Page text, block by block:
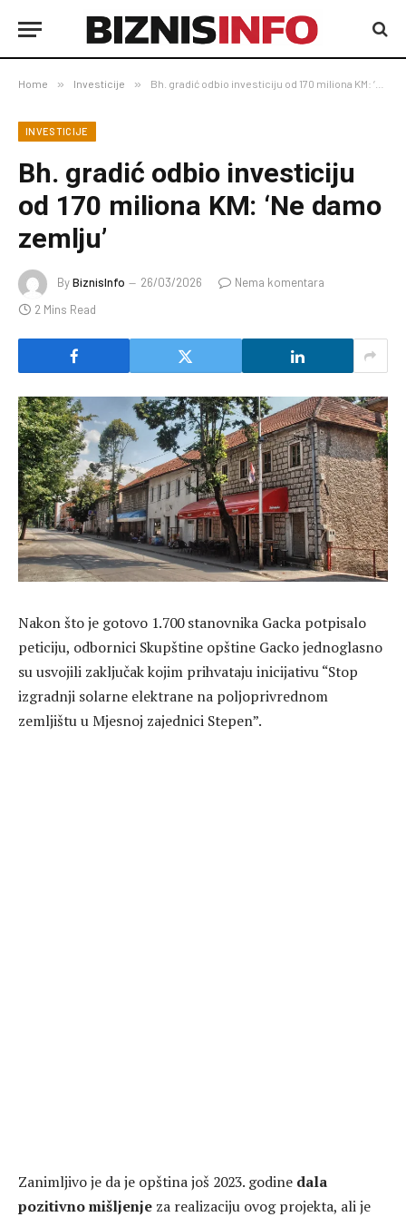
Home » Investicije » Bh. gradić odbio investiciju od 170 miliona KM: ‘Ne damo zemlju’
INVESTICIJE
Bh. gradić odbio investiciju
od 170 miliona KM: ‘Ne damo
zemlju’
ByBiznisInfo 26/03/2026
Nema komentara
2 Mins Read
Nakon što je gotovo 1.700 stanovnika Gacka potpisalo
peticiju, odbornici Skupštine opštine Gacko jednoglasno
su usvojili zaključak kojim prihvataju inicijativu “Stop
izgradnji solarne elektrane na poljoprivrednom
zemljištu u Mjesnoj zajednici Stepen”.
Zanimljivo je da je opština još 2023. godine dala
pozitivno mišljenje za realizaciju ovog projekta, ali je